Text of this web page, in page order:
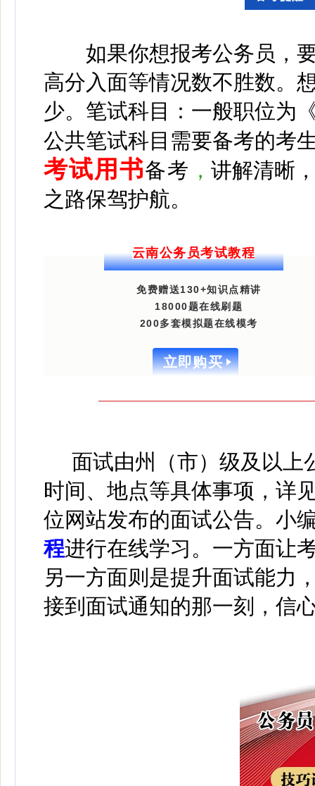
如果你想报考公务员，要
高分入面等情况数不胜数。
少。 笔试科目：一般职位为
公共笔试科目需要备考的考
考试用书备考 ， 讲解清晰
之路保驾护航。
云南公务员考试教程
免费赠送130+知识点精讲
18000题在线刷题
200多套模拟题在线模考
立即购买
面试由州（市）级及以上
时间、地点等具体事项，详
位网站发布的面试公告。 小
程进行在线学习 。 一方面让
另一方面则是提升面试能力
接到面试通知的那一刻，信